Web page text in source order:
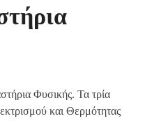
Φυσικής. Τα τρία
και Θερμότητας